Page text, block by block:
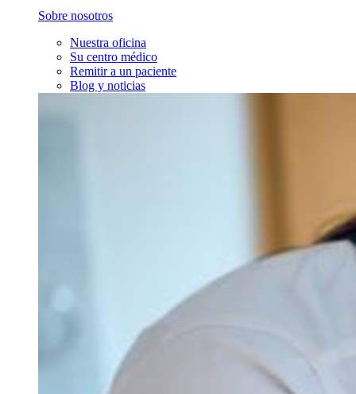
Sobre nosotros
Nuestra oficina
Su centro médico
Remitir a un paciente
Blog y noticias